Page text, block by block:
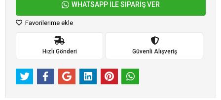
WHATSAPP İLE SİPARİŞ VER
Favorilerime ekle
Hızlı Gönderi Güvenli Alışveriş